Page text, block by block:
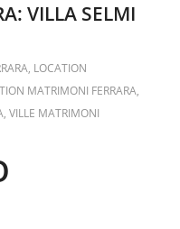
VILLA SELMI
, LOCATION
MATRIMONI FERRARA,
, VILLE MATRIMONI